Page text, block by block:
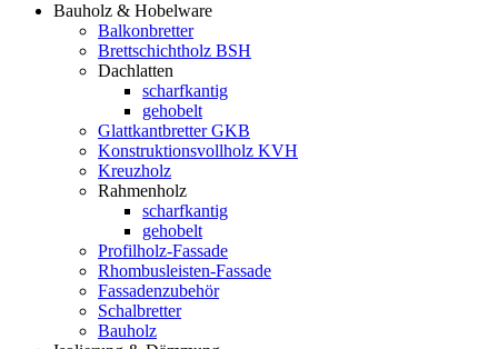
Bauholz & Hobelware
Balkonbretter
Brettschichtholz BSH
Dachlatten
scharfkantig
gehobelt
Glattkantbretter GKB
Konstruktionsvollholz KVH
Kreuzholz
Rahmenholz
scharfkantig
gehobelt
Profilholz-Fassade
Rhombusleisten-Fassade
Fassadenzubehör
Schalbretter
Bauholz